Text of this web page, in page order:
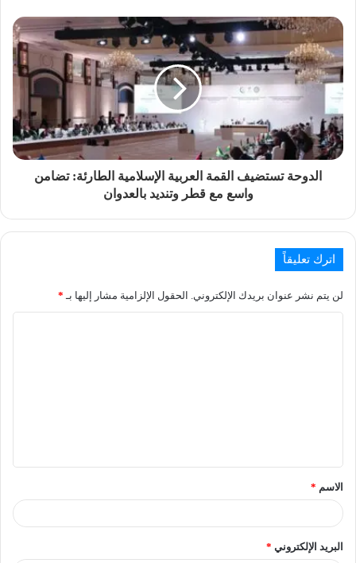
الدوحة تستضيف القمة العربية الإسلامية الطارئة: تضامن
واسع مع قطر وتنديد بالعدوان
اترك تعليقاً
لن يتم نشر عنوان بريدك الإلكتروني. الحقول الإلزامية مشار إليها بـ *
الاسم *
البريد الإلكتروني *